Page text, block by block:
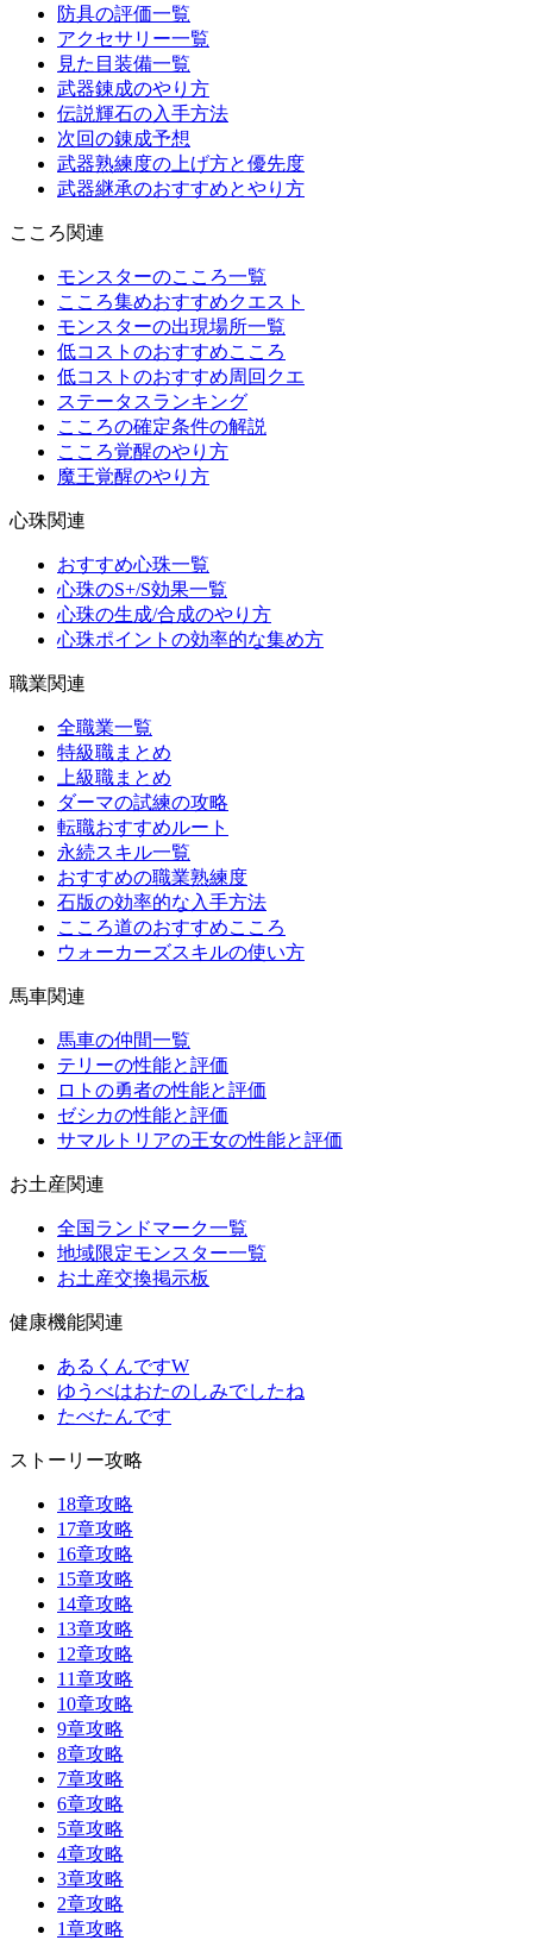
防具の評価一覧
アクセサリー一覧
見た目装備一覧
武器錬成のやり方
伝説輝石の入手方法
次回の錬成予想
武器熟練度の上げ方と優先度
武器継承のおすすめとやり方
こころ関連
モンスターのこころ一覧
こころ集めおすすめクエスト
モンスターの出現場所一覧
低コストのおすすめこころ
低コストのおすすめ周回クエ
ステータスランキング
こころの確定条件の解説
こころ覚醒のやり方
魔王覚醒のやり方
心珠関連
おすすめ心珠一覧
心珠のS+/S効果一覧
心珠の生成/合成のやり方
心珠ポイントの効率的な集め方
職業関連
全職業一覧
特級職まとめ
上級職まとめ
ダーマの試練の攻略
転職おすすめルート
永続スキル一覧
おすすめの職業熟練度
石版の効率的な入手方法
こころ道のおすすめこころ
ウォーカーズスキルの使い方
馬車関連
馬車の仲間一覧
テリーの性能と評価
ロトの勇者の性能と評価
ゼシカの性能と評価
サマルトリアの王女の性能と評価
お土産関連
全国ランドマーク一覧
地域限定モンスター一覧
お土産交換掲示板
健康機能関連
あるくんですW
ゆうべはおたのしみでしたね
たべたんです
ストーリー攻略
18章攻略
17章攻略
16章攻略
15章攻略
14章攻略
13章攻略
12章攻略
11章攻略
10章攻略
9章攻略
8章攻略
7章攻略
6章攻略
5章攻略
4章攻略
3章攻略
2章攻略
1章攻略